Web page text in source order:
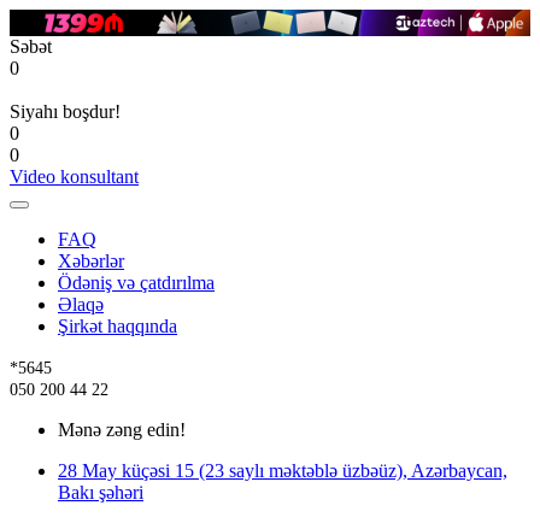
Səbət
0
Siyahı boşdur!
0
0
Video konsultant
FAQ
Xəbərlər
Ödəniş və çatdırılma
Əlaqə
Şirkət haqqında
*5645
050 200 44 22
Mənə zəng edin!
28 May küçəsi 15 (23 saylı məktəblə üzbəüz), Azərbaycan,
Bakı şəhəri